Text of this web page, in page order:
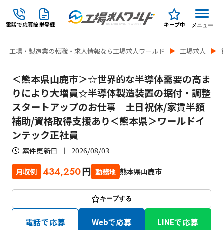
電話で応募簡単登録 キープ中 メニュー
工場・製造業の転職・求人情報なら工場求人ワールド 工場求人
＜熊本県山鹿市＞☆世界的な半導体需要の高ま
りにより大増員☆半導体製造装置の据付・調整
スタートアップのお仕事 土日祝休/家賃半額
補助/資格取得支援あり＜熊本県＞ワールドイ
ンテック正社員
案件更新日 2026/08/03
月収例 434,250円 勤務地 熊本県山鹿市
キープする
電話で応募 Webで応募 LINEで応募